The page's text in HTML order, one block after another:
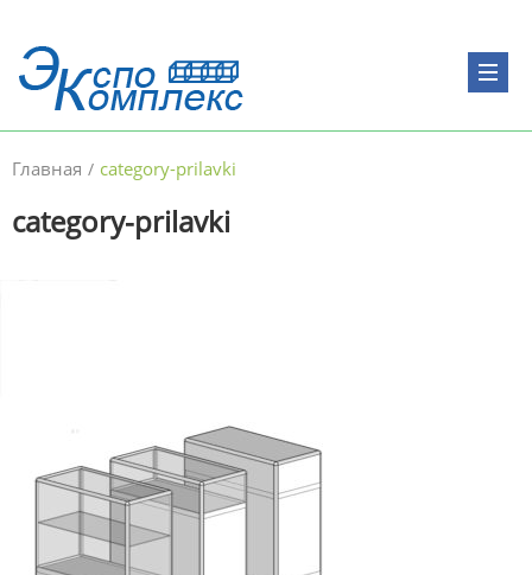
Главная / category-prilavki
category-prilavki